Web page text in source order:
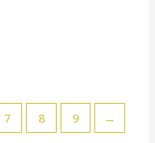
7 8 9 →